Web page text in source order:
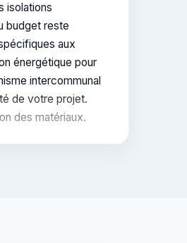
isolations
budget reste
aux
énergétique pour
intercommunal
de votre projet.
des matériaux.